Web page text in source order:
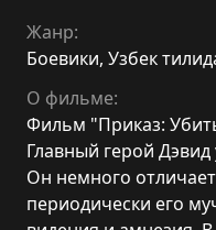
Жанр:
Боевики, Узбек
О фильме:
Фильм "Приказ:
Главный герой Дэвид
Он немного
периодически его